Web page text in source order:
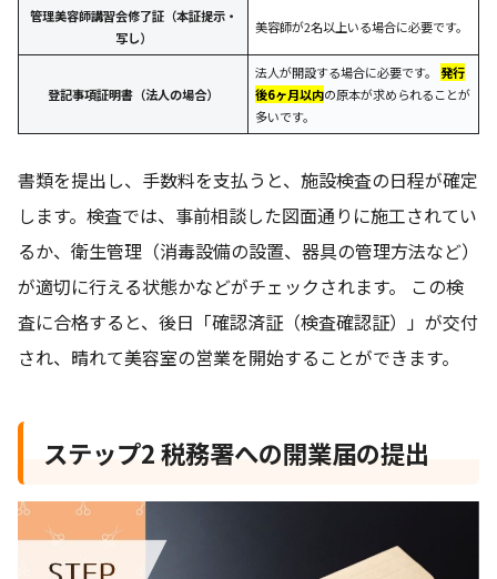
管理美容師講習会修了証（本証提示・
写し）
美容師が2名以上いる場合に必要です。
登記事項証明書（法人の場合）
法人が開設する場合に必要です。 発行
後6ヶ月以内の原本が求められることが
多いです。
書類を提出し、手数料を支払うと、施設検査の日程が確定
します。検査では、事前相談した図面通りに施工されてい
るか、衛生管理（消毒設備の設置、器具の管理方法など）
が適切に行える状態かなどがチェックされます。 この検
査に合格すると、後日「確認済証（検査確認証）」が交付
され、晴れて美容室の営業を開始することができます。
ステップ2 税務署への開業届の提出